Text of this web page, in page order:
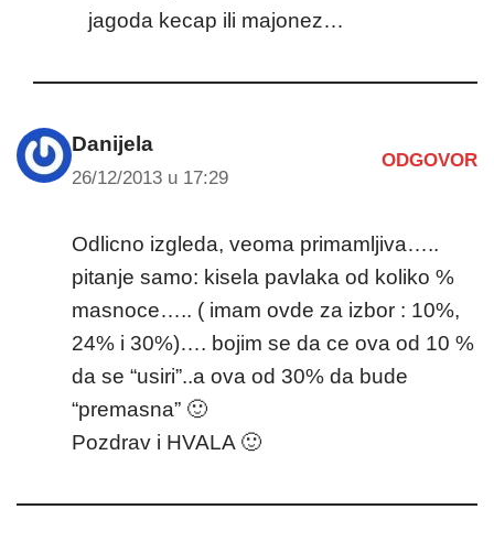
jagoda kecap ili majonez…
Danijela
26/12/2013 u 17:29
ODGOVOR
Odlicno izgleda, veoma primamljiva…..
pitanje samo: kisela pavlaka od koliko %
masnoce….. ( imam ovde za izbor : 10%,
24% i 30%)…. bojim se da ce ova od 10 %
da se “usiri”..a ova od 30% da bude
“premasna” 🙂
Pozdrav i HVALA 🙂